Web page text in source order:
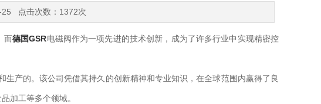
25 点击次数：1372次
而德国GSR电磁阀作为一项先进的技术创新，成为了许多行业中实现精密控
产的。该公司凭借其持久的创新精神和专业知识，在全球范围内赢得了良
加工等多个领域。